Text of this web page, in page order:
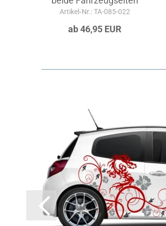
Artikel‑Nr.: TA-085-022
ab 46,95 EUR